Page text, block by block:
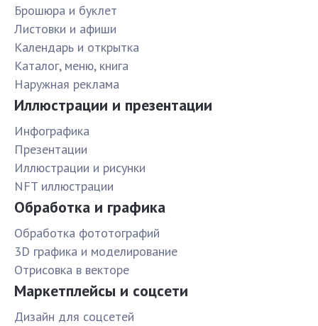
Брошюра и буклет
Листовки и афиши
Календарь и открытка
Каталог, меню, книга
Наружная реклама
Иллюстрации и презентации
Инфографика
Презентации
Иллюстрации и рисунки
NFT иллюстрации
Обработка и графика
Обработка фототографий
3D графика и моделирование
Отрисовка в векторе
Маркетплейсы и соцсети
Дизайн для соцсетей